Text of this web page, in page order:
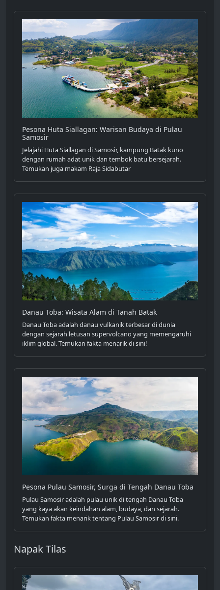
Pesona Huta Siallagan: Warisan Budaya di Pulau
Samosir
Jelajahi Huta Siallagan di Samosir, kampung Batak kuno
dengan rumah adat unik dan tembok batu bersejarah.
Temukan juga makam Raja Sidabutar
Danau Toba: Wisata Alam di Tanah Batak
Danau Toba adalah danau vulkanik terbesar di dunia
dengan sejarah letusan supervolcano yang memengaruhi
iklim global. Temukan fakta menarik di sini!
Pesona Pulau Samosir, Surga di Tengah Danau Toba
Pulau Samosir adalah pulau unik di tengah Danau Toba
yang kaya akan keindahan alam, budaya, dan sejarah.
Temukan fakta menarik tentang Pulau Samosir di sini.
Napak Tilas